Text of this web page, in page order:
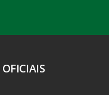
OFICIAIS